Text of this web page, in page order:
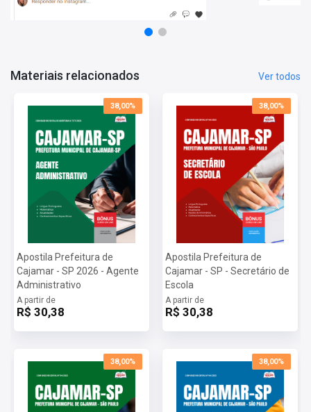
Materiais relacionados Ver todos
38,00%
Apostila Prefeitura de
Cajamar - SP 2026 - Agente
Administrativo
A partir de
R$ 30,38
38,00%
Apostila Prefeitura de
Cajamar - SP - Secretário de
Escola
A partir de
R$ 30,38
38,00% 38,00%